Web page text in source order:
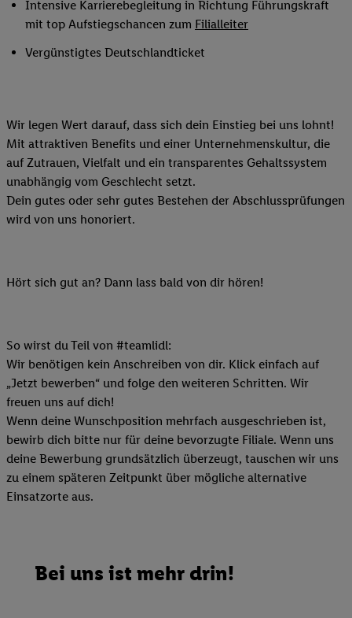
Intensive Karrierebegleitung in Richtung Führungskraft
mit top Aufstiegschancen zum Filialleiter
Vergünstigtes Deutschlandticket
Wir legen Wert darauf, dass sich dein Einstieg bei uns lohnt!
Mit attraktiven Benefits und einer Unternehmenskultur, die
auf Zutrauen, Vielfalt und ein transparentes Gehaltssystem
unabhängig vom Geschlecht setzt.
Dein gutes oder sehr gutes Bestehen der Abschlussprüfungen
wird von uns honoriert.
Hört sich gut an? Dann lass bald von dir hören!
So wirst du Teil von #teamlidl:
Wir benötigen kein Anschreiben von dir. Klick einfach auf
„Jetzt bewerben“ und folge den weiteren Schritten. Wir
freuen uns auf dich!
Wenn deine Wunschposition mehrfach ausgeschrieben ist,
bewirb dich bitte nur für deine bevorzugte Filiale. Wenn uns
deine Bewerbung grundsätzlich überzeugt, tauschen wir uns
zu einem späteren Zeitpunkt über mögliche alternative
Einsatzorte aus.
Bei uns ist mehr drin!